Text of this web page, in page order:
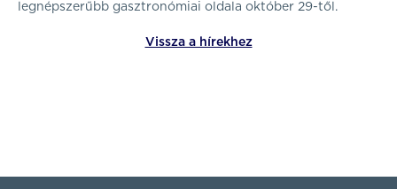
legnépszerűbb gasztronómiai oldala október 29-től.
Vissza a hírekhez